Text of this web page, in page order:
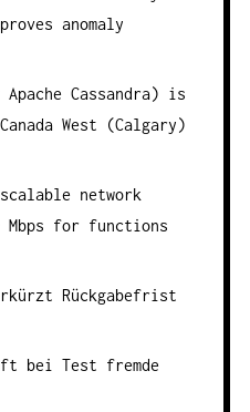
anomaly
Apache Cassandra) is
West (Calgary)
scalable network
Mbps for functions
Rückgabefrist
bei Test fremde